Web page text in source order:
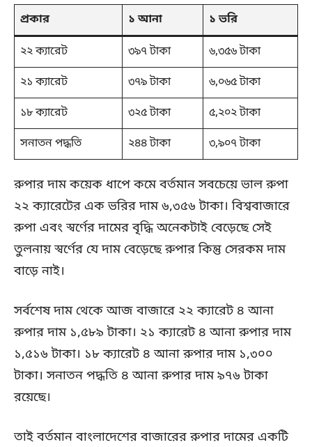
প্রকার ১ আনা ১ ভরি
২২ ক্যারেট ৩৯৭ টাকা
৬,৩৫৬ টাকা
২১ ক্যারেট
৩৭৯ টাকা
৬,০৬৫ টাকা
১৮ ক্যারেট
৩২৫ টাকা
৫,২০২ টাকা
সনাতন পদ্ধতি
২৪৪ টাকা ৩,৯০৭ টাকা
রুপার দাম কয়েক ধাপে কমে বর্তমান সবচেয়ে ভাল রুপা
২২ ক্যারেটের এক ভরির দাম ৬,৩৫৬ টাকা। বিশ্ববাজারে
রুপা এবং স্বর্ণের দামের বৃদ্ধি অনেকটাই বেড়েছে সেই
তুলনায় স্বর্ণের যে দাম বেড়েছে রুপার কিন্তু সেরকম দাম
বাড়ে নাই।
সর্বশেষ দাম থেকে আজ বাজারে ২২ ক্যারেট ৪ আনা
রুপার দাম ১,৫৮৯ টাকা। ২১ ক্যারেট ৪ আনা রুপার দাম
১,৫১৬ টাকা। ১৮ ক্যারেট ৪ আনা রুপার দাম ১,৩০০
টাকা। সনাতন পদ্ধতি ৪ আনা রুপার দাম ৯৭৬ টাকা
রয়েছে।
তাই বর্তমান বাংলাদেশের বাজারের রুপার দামের একটি